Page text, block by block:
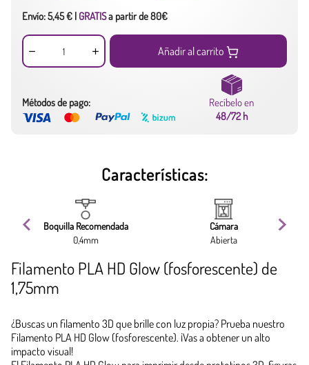
Envío: 5,45 € | GRATISa partir de 80€
Añadir al carrito
Métodos de pago:
Recíbelo en
48/72 h
Características:
Boquilla Recomendada
0,4mm
Cámara
Abierta
Filamento PLA HD Glow (fosforescente) de
1,75mm
¿Buscas un filamento 3D que brille con luz propia? Prueba nuestro
Filamento PLA HD Glow (fosforescente). ¡Vas a obtener un alto
impacto visual!